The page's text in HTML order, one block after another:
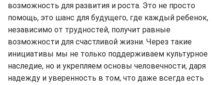
возможность для развития и роста. Это не просто
помощь, это шанс для будущего, где каждый ребенок,
независимо от трудностей, получит равные
возможности для счастливой жизни. Через такие
инициативы мы не только поддерживаем культурное
наследие, но и укрепляем основы человечности, даря
надежду и уверенность в том, что даже всегда есть